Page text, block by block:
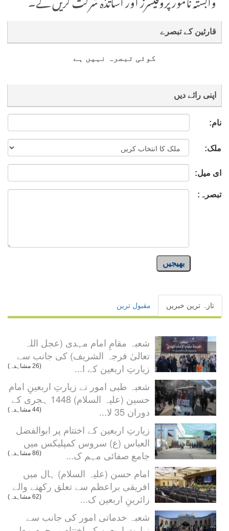
قارئین کے تبصرے
کوئی تبصرہ نہیں ہے
اپنی رائے دیں
نام:
ملک:
ای میل:
تبصرہ:
بھیجیں
تازہ ترین خبریں مقبول ترین
شعبہ مقامِ امام مہدی (عجل اللہ
تعالیٰ فرجہ الشریف) کی جانب سے
زیارتِ اربعین کے ا...
(26 مشاہدہ)
شعبہ طبی امور نے زیارتِ اربعینِ امام
حسین (علیہ السلام) 1448 ہجری کے
دوران 35 لا...
(44 مشاہدہ)
زیارتِ اربعین کے اختتام پر ابوالفضل
العباس (ع) سروس کمپلیکس میں
جامع صفائی مہم ک...
(86 مشاہدہ)
امام حسن (علیہ السلام) ہال میں
افریقی براعظم سے تعلق رکھنے والے
زائرینِ اربعین ک...
(62 مشاہدہ)
شعبہ خدماتی امور کی جانب سے